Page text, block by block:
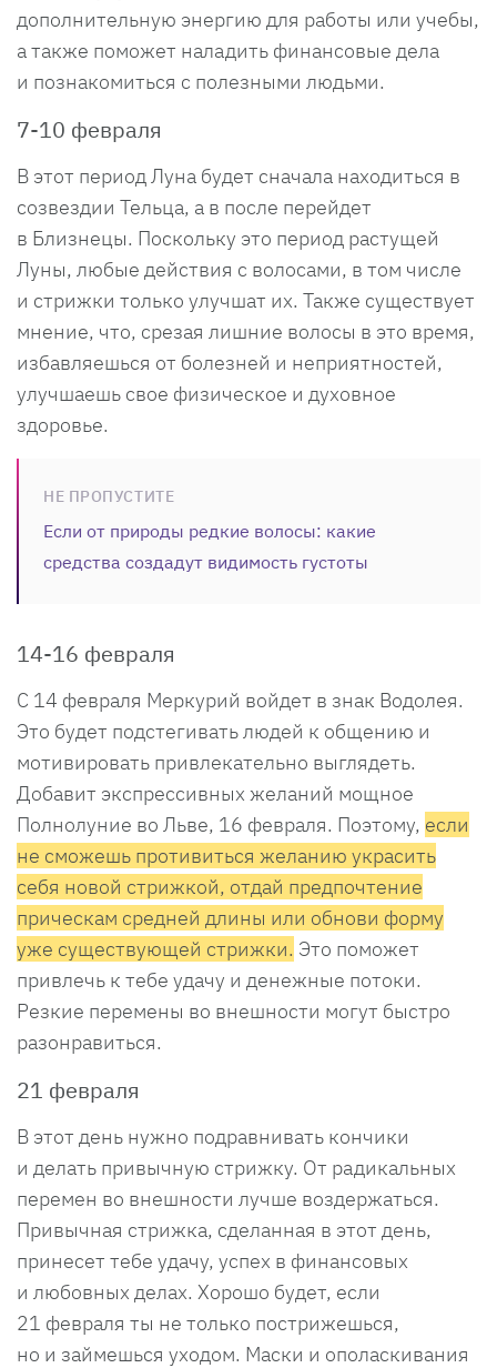
дополнительную энергию для работы или учебы,
а также поможет наладить финансовые дела
и познакомиться с полезными людьми.
7-10 февраля
В этот период Луна будет сначала находиться в
созвездии Тельца, а в после перейдет
в Близнецы. Поскольку это период растущей
Луны, любые действия с волосами, в том числе
и стрижки только улучшат их. Также существует
мнение, что, срезая лишние волосы в это время,
избавляешься от болезней и неприятностей,
улучшаешь свое физическое и духовное
здоровье.
НЕ ПРОПУСТИТЕ
Если от природы редкие волосы: какие
средства создадут видимость густоты
14-16 февраля
С 14 февраля Меркурий войдет в знак Водолея.
Это будет подстегивать людей к общению и
мотивировать привлекательно выглядеть.
Добавит экспрессивных желаний мощное
Полнолуние во Льве, 16 февраля. Поэтому, если
не сможешь противиться желанию украсить
себя новой стрижкой, отдай предпочтение
прическам средней длины или обнови форму
уже существующей стрижки. Это поможет
привлечь к тебе удачу и денежные потоки.
Резкие перемены во внешности могут быстро
разонравиться.
21 февраля
В этот день нужно подравнивать кончики
и делать привычную стрижку. От радикальных
перемен во внешности лучше воздержаться.
Привычная стрижка, сделанная в этот день,
принесет тебе удачу, успех в финансовых
и любовных делах. Хорошо будет, если
21 февраля ты не только пострижешься,
но и займешься уходом. Маски и ополаскивания